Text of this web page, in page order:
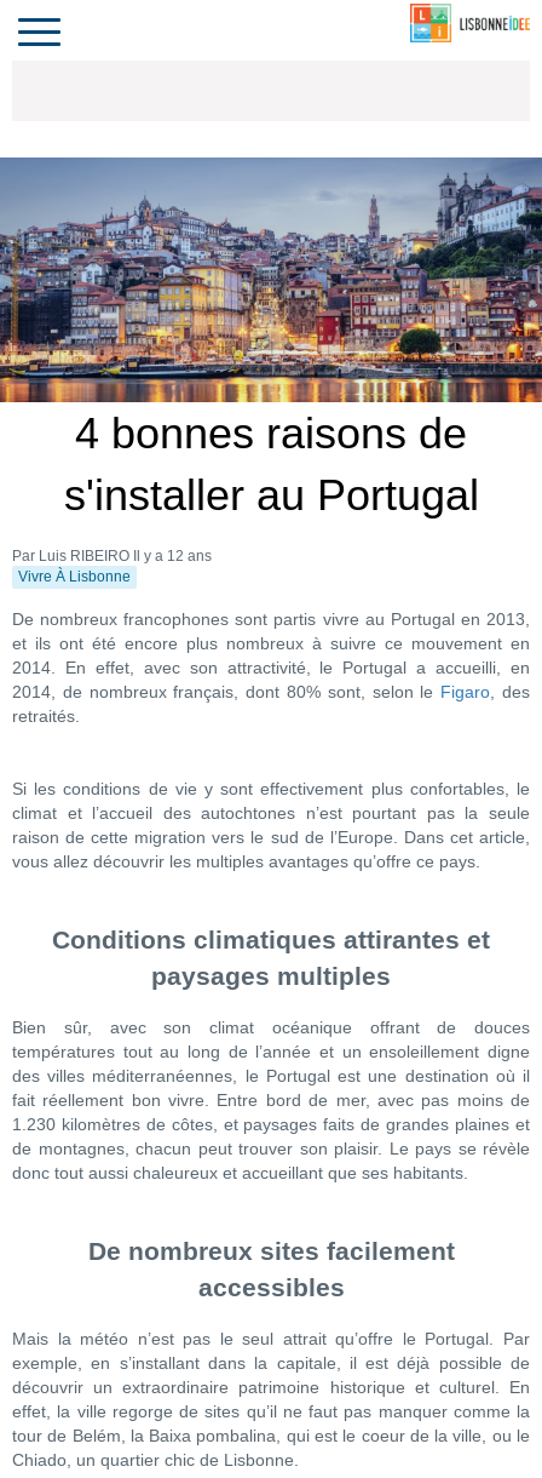
LE PORTUGAL
Toggle
navigation
4 bonnes raisons de
s'installer au Portugal
Par Luis RIBEIRO Il y a 12 ans
Vivre À Lisbonne
De nombreux francophones sont partis vivre au Portugal en 2013,
et ils ont été encore plus nombreux à suivre ce mouvement en
2014. En effet, avec son attractivité, le Portugal a accueilli, en
2014, de nombreux français, dont 80% sont, selon le Figaro , des
retraités.
Si les conditions de vie y sont effectivement plus confortables, le
climat et l’accueil des autochtones n’est pourtant pas la seule
raison de cette migration vers le sud de l’Europe. Dans cet article,
vous allez découvrir les multiples avantages qu’offre ce pays.
Conditions climatiques attirantes et
paysages multiples
Bien sûr, avec son climat océanique offrant de douces
températures tout au long de l’année et un ensoleillement digne
des villes méditerranéennes, le Portugal est une destination où il
fait réellement bon vivre. Entre bord de mer, avec pas moins de
1.230 kilomètres de côtes, et paysages faits de grandes plaines et
de montagnes, chacun peut trouver son plaisir. Le pays se révèle
donc tout aussi chaleureux et accueillant que ses habitants.
De nombreux sites facilement
accessibles
Mais la météo n’est pas le seul attrait qu’offre le Portugal. Par
exemple, en s’installant dans la capitale, il est déjà possible de
découvrir un extraordinaire patrimoine historique et culturel. En
effet, la ville regorge de sites qu’il ne faut pas manquer comme la
tour de Belém, la Baixa pombalina, qui est le coeur de la ville, ou le
Chiado, un quartier chic de Lisbonne.